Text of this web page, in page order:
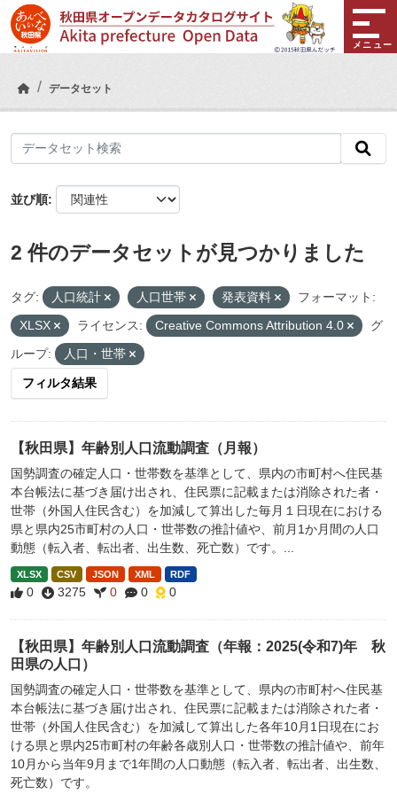
Skip to main content
メニュー
データセット
並び順
2 件のデータセットが見つかりました
タグ: 人口統計 人口世帯 発表資料
フォーマット:
XLSX
ライセンス: Creative Commons Attribution 4.0
グ
ループ:
人口・世帯
フィルタ結果
【秋田県】年齢別人口流動調査（月報）
国勢調査の確定人口・世帯数を基準として、県内の市町村へ住民基
本台帳法に基づき届け出され、住民票に記載または消除された者・
世帯（外国人住民含む）を加減して算出した毎月１日現在における
県と県内25市町村の人口・世帯数の推計値や、前月1か月間の人口
動態（転入者、転出者、出生数、死亡数）です。...
XLSX CSV JSON XML RDF
0 3275 0 0 0
【秋田県】年齢別人口流動調査（年報：2025(令和7)年 秋
田県の人口）
国勢調査の確定人口・世帯数を基準として、県内の市町村へ住民基
本台帳法に基づき届け出され、住民票に記載または消除された者・
世帯（外国人住民含む）を加減して算出した各年10月1日現在にお
ける県と県内25市町村の年齢各歳別人口・世帯数の推計値や、前年
10月から当年9月まで1年間の人口動態（転入者、転出者、出生数、
死亡数）です。